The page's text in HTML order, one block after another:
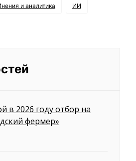
и аналитика ИИ
в 2026 году отбор на
фермер»